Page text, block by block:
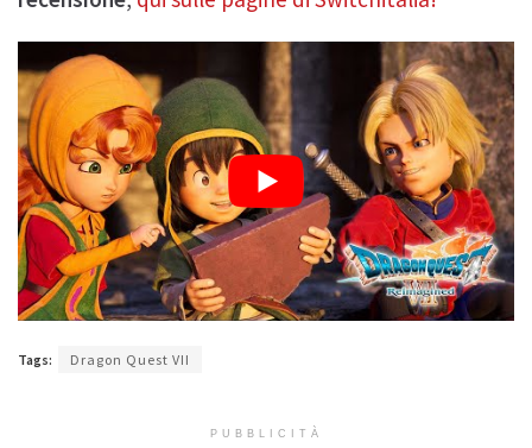
Tags: Dragon Quest VII
PUBBLICITÀ